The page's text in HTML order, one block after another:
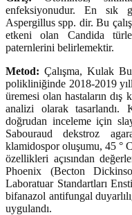
enfeksiyonudur. En sık
Aspergillus spp. dir. Bu
etkeni olan Candida
paternlerini belirlemektir.
Metod: Çalışma, Kulak
polikliniğinde 2018-2019
üremesi olan hastaların
analizi olarak tasarlandı.
doğrudan inceleme için
Sabouraud dekstroz
klamidospor oluşumu, 45 °
özellikleri açısından
Phoenix (Becton
Laboratuar Standartları
bifanazol antifungal
uygulandı.